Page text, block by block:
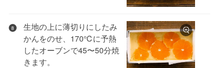
8
生地の上に薄切りにしたみ
かんをのせ、170℃に予熱
したオーブンで45〜50分焼
きます。